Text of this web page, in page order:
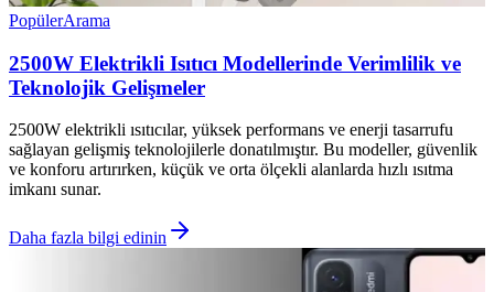
PopülerArama
2500W Elektrikli Isıtıcı Modellerinde Verimlilik ve
Teknolojik Gelişmeler
2500W elektrikli ısıtıcılar, yüksek performans ve enerji tasarrufu
sağlayan gelişmiş teknolojilerle donatılmıştır. Bu modeller, güvenlik
ve konforu artırırken, küçük ve orta ölçekli alanlarda hızlı ısıtma
imkanı sunar.
Daha fazla bilgi edinin